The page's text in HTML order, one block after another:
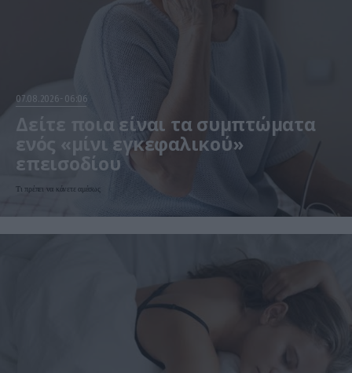
07.08.2026 06:06
Δείτε ποια είναι τα συμπτώματα
ενός «μίνι εγκεφαλικού»
επεισοδίου
Τι πρέπει να κάνετε αμέσως